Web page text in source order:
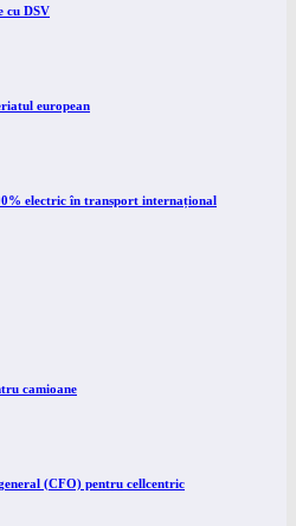
cu DSV
european
electric în transport internațional
camioane
(CFO) pentru cellcentric